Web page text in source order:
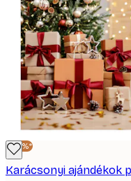
-40%*